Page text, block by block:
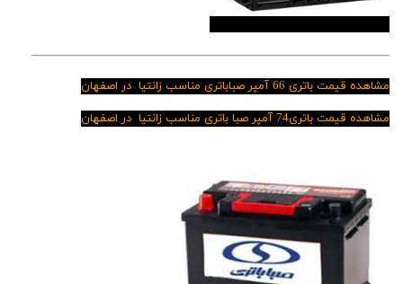
مشاهده قیمت باتری 66 آمپر صباباتری مناسب زانتیا در اصفهان
مشاهده قیمت باتری74 آمپر صبا باتری مناسب زانتیا در اصفهان